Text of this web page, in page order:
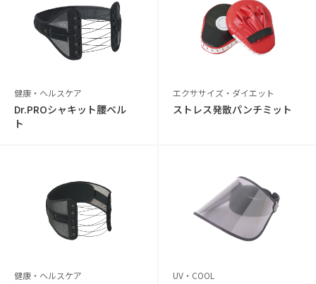
健康・ヘルスケア
Dr.PROシャキット腰ベル
ト
エクササイズ・ダイエット
ストレス発散パンチミット
健康・ヘルスケア UV・COOL